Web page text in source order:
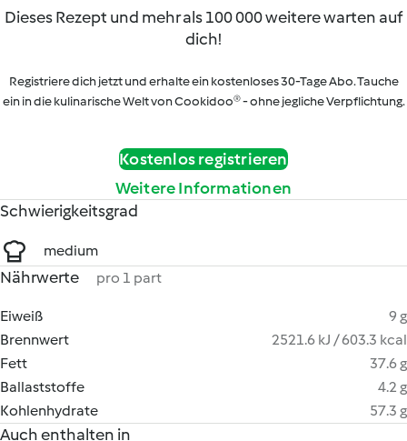
Dieses Rezept und mehr als 100 000 weitere warten auf
dich!
Registriere dich jetzt und erhalte ein kostenloses 30-Tage Abo. Tauche
ein in die kulinarische Welt von Cookidoo® - ohne jegliche Verpflichtung.
Kostenlos registrieren
Weitere Informationen
Schwierigkeitsgrad
medium
Nährwerte pro 1 part
Eiweiß
9 g
Brennwert
2521.6 kJ / 603.3 kcal
Fett
37.6 g
Ballaststoffe
4.2 g
Kohlenhydrate
57.3 g
Auch enthalten in